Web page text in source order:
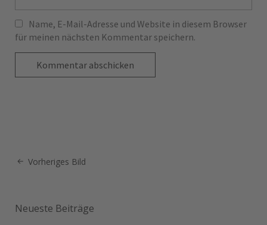
Name, E-Mail-Adresse und Website in diesem Browser
für meinen nächsten Kommentar speichern.
Vorheriges Bild
Neueste Beiträge